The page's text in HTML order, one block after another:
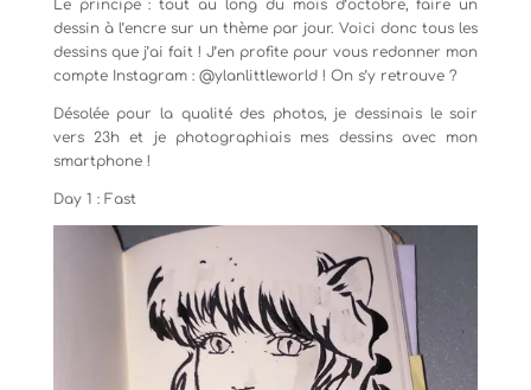
Le principe : tout au long du mois d’octobre, faire un
dessin à l’encre sur un thème par jour. Voici donc tous les
dessins que j’ai fait ! J’en profite pour vous redonner mon
compte Instagram : @ylanlittleworld ! On s’y retrouve ?
Désolée pour la qualité des photos, je dessinais le soir
vers 23h et je photographiais mes dessins avec mon
smartphone !
Day 1 : Fast